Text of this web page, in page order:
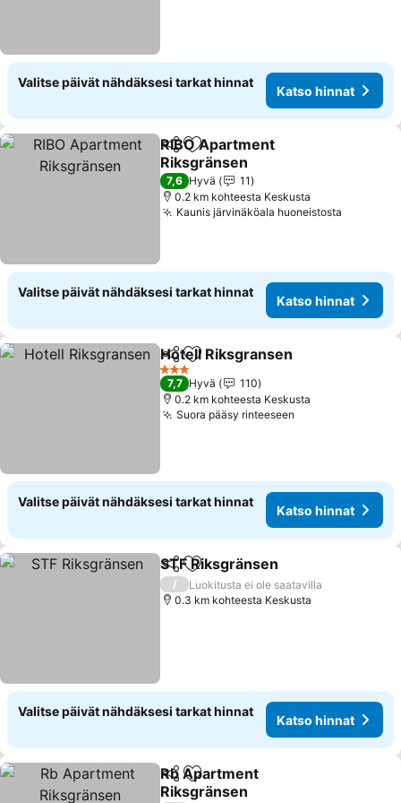
Valitse päivät nähdäksesi tarkat hinnat
Katso hinnat
Jaa Lisää suosikkeihin
RIBO Apartment
Riksgränsen
Katso hinnat
7,6 Hyvä
11
0.2 km kohteesta Keskusta
Kaunis järvinäköala huoneistosta
Valitse päivät nähdäksesi tarkat hinnat
Katso hinnat
Jaa Lisää suosikkeihin
Hotell Riksgransen
3 Tähtiluokitus
7,7 Hyvä
110
0.2 km kohteesta Keskusta
Suora pääsy rinteeseen
Valitse päivät nähdäksesi tarkat hinnat
Katso hinnat
Jaa Lisää suosikkeihin
STF Riksgränsen
/
Luokitusta ei ole saatavilla
0.3 km kohteesta Keskusta
Valitse päivät nähdäksesi tarkat hinnat
Katso hinnat
Jaa Lisää suosikkeihin
Rb Apartment
Riksgränsen